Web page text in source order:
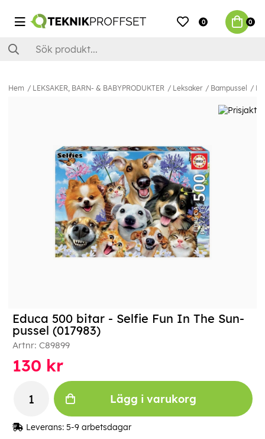
0 0
Hem LEKSAKER, BARN- & BABYPRODUKTER Leksaker Barnpussel
Educa 500 bitar - Selfie Fun In The Sun-
pussel (017983)
Artnr: C89899
130 kr
Lägg i varukorg
Leverans: 5-9 arbetsdagar